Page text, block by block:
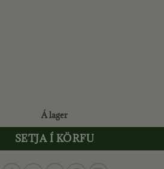
Á lager
SETJA Í KÖRFU